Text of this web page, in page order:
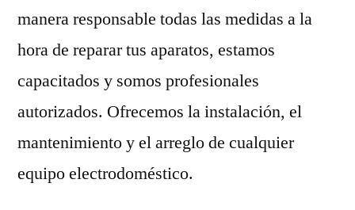
manera responsable todas las medidas a la
hora de reparar tus aparatos, estamos
capacitados y somos profesionales
autorizados. Ofrecemos la instalación, el
mantenimiento y el arreglo de cualquier
equipo electrodoméstico.